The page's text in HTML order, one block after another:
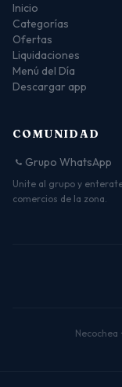
Inicio
Categorías
Ofertas
Liquidaciones
Menú del Día
Descargar app
COMUNIDAD
Grupo WhatsApp
Unite al grupo y
comercios de la zona.